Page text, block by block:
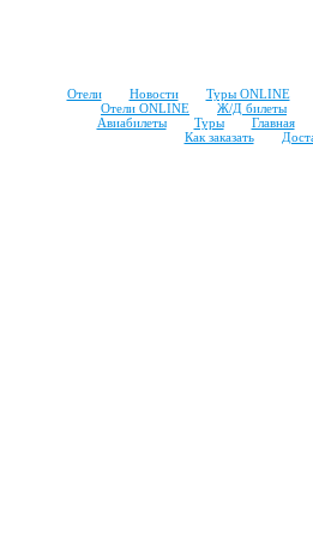
Отели Новости
Туры ONLINE
Отели ONLINE
Ж/Д билеты
Авиабилеты
Туры
Главная
Как заказать